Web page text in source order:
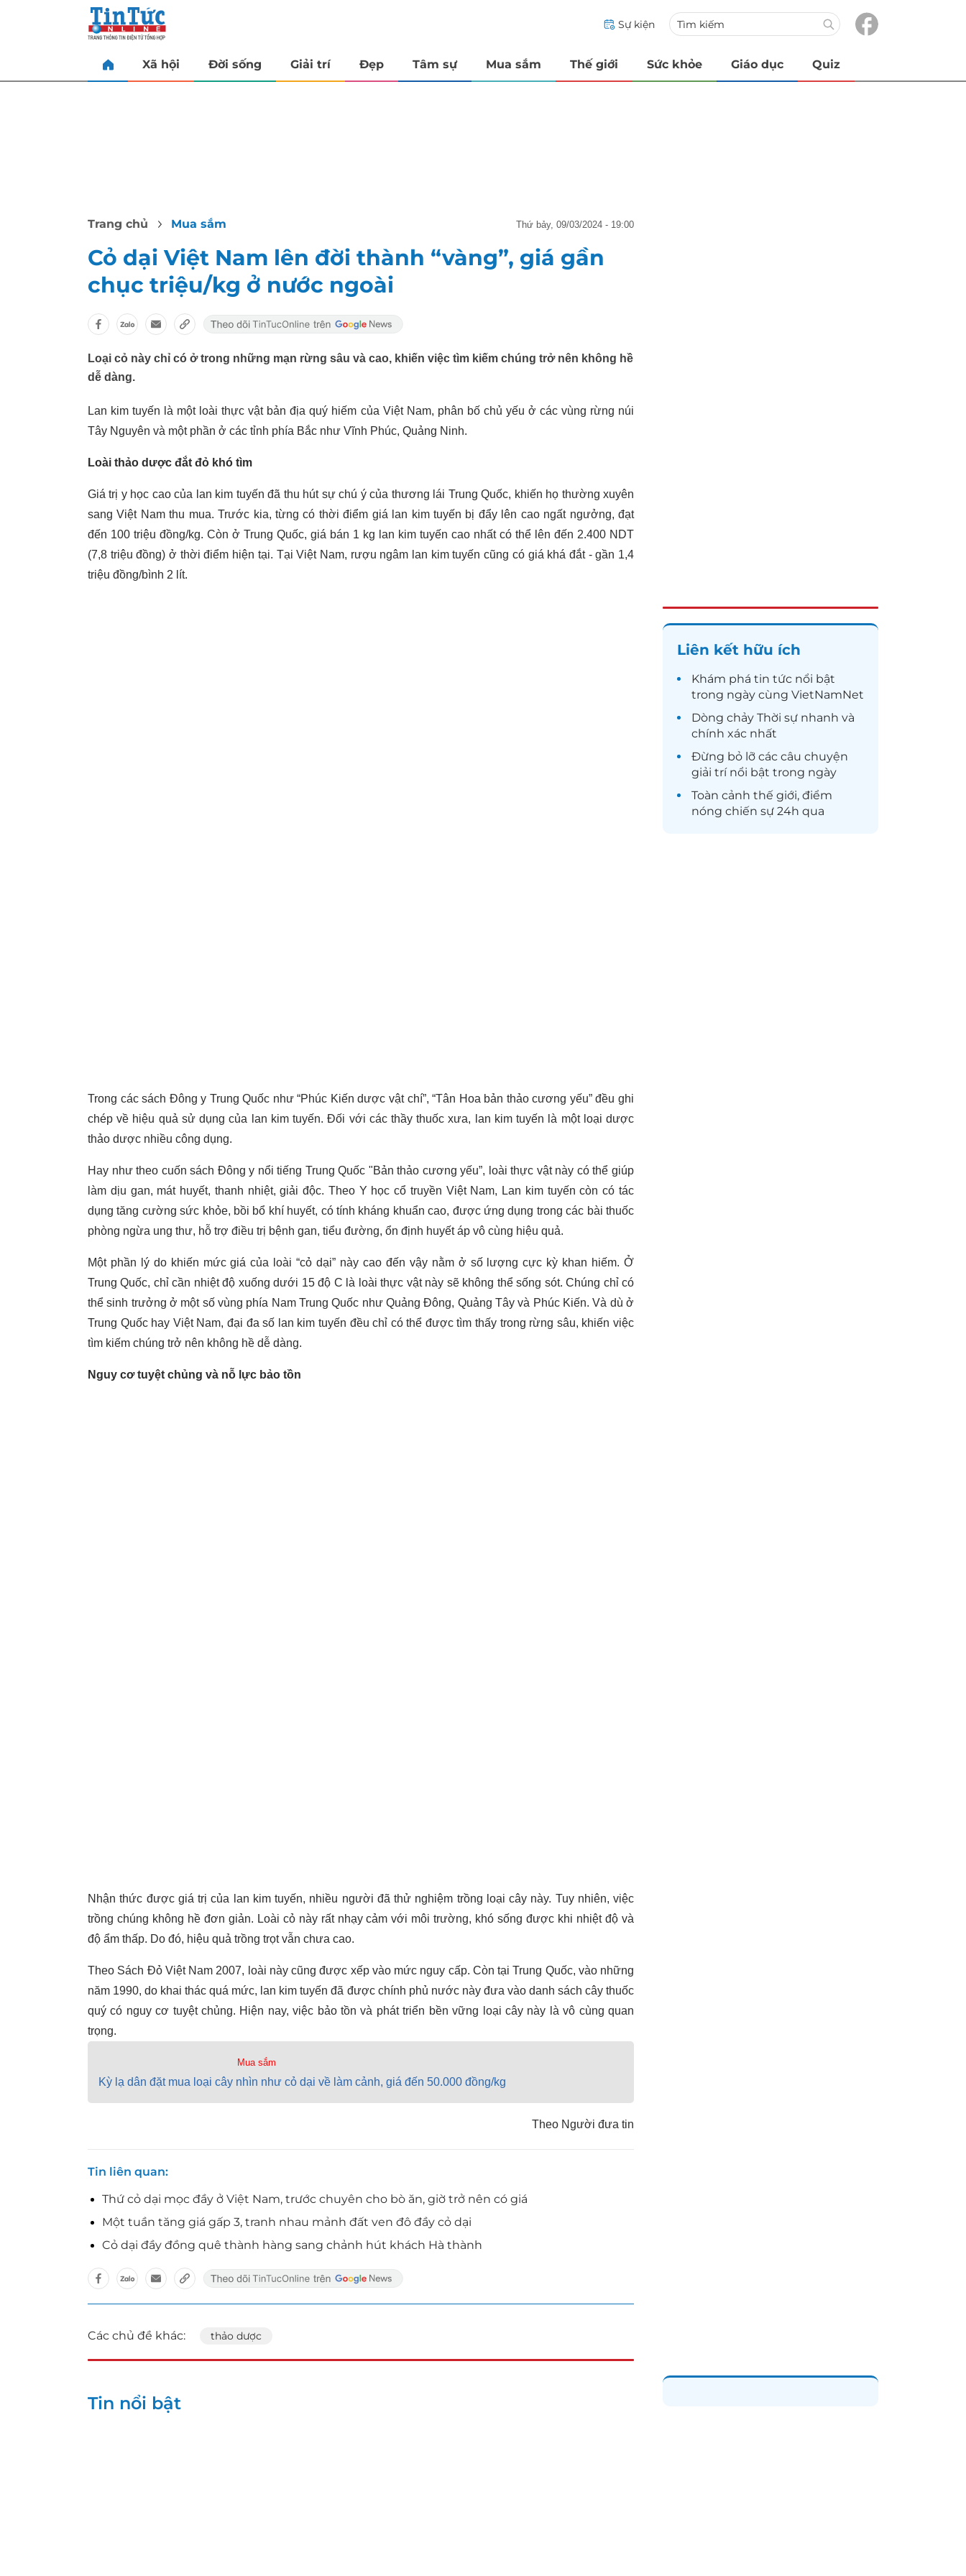
Sự kiện
Xã hội Đời sống Giải trí Đẹp Tâm sự Mua sắm Thế giới Sức khỏe Giáo dục Quiz
Trang chủ Mua sắm thứ bảy, 09/03/2024 - 19:00
Cỏ dại Việt Nam lên đời thành “vàng”, giá gần
chục triệu/kg ở nước ngoài
Loại cỏ này chỉ có ở trong những mạn rừng sâu và cao, khiến việc tìm kiếm chúng trở nên không hề
dễ dàng.
Lan kim tuyến là một loài thực vật bản địa quý hiếm của Việt Nam, phân bố chủ yếu ở các vùng rừng núi
Tây Nguyên và một phần ở các tỉnh phía Bắc như Vĩnh Phúc, Quảng Ninh.
Loài thảo dược đắt đỏ khó tìm
Giá trị y học cao của lan kim tuyến đã thu hút sự chú ý của thương lái Trung Quốc, khiến họ thường xuyên
sang Việt Nam thu mua. Trước kia, từng có thời điểm giá lan kim tuyến bị đẩy lên cao ngất ngưởng, đạt
đến 100 triệu đồng/kg. Còn ở Trung Quốc, giá bán 1 kg lan kim tuyến cao nhất có thể lên đến 2.400 NDT
(7,8 triệu đồng) ở thời điểm hiện tại. Tại Việt Nam, rượu ngâm lan kim tuyến cũng có giá khá đắt - gần 1,4
triệu đồng/bình 2 lít.
Trong các sách Đông y Trung Quốc như “Phúc Kiến dược vật chí”, “Tân Hoa bản thảo cương yếu” đều ghi
chép về hiệu quả sử dụng của lan kim tuyến. Đối với các thầy thuốc xưa, lan kim tuyến là một loại dược
thảo dược nhiều công dụng.
Hay như theo cuốn sách Đông y nổi tiếng Trung Quốc "Bản thảo cương yếu”, loài thực vật này có thể giúp
làm dịu gan, mát huyết, thanh nhiệt, giải độc. Theo Y học cổ truyền Việt Nam, Lan kim tuyến còn có tác
dụng tăng cường sức khỏe, bồi bổ khí huyết, có tính kháng khuẩn cao, được ứng dụng trong các bài thuốc
phòng ngừa ung thư, hỗ trợ điều trị bệnh gan, tiểu đường, ổn định huyết áp vô cùng hiệu quả.
Một phần lý do khiến mức giá của loài “cỏ dại” này cao đến vậy nằm ở số lượng cực kỳ khan hiếm. Ở
Trung Quốc, chỉ cần nhiệt độ xuống dưới 15 độ C là loài thực vật này sẽ không thể sống sót. Chúng chỉ có
thể sinh trưởng ở một số vùng phía Nam Trung Quốc như Quảng Đông, Quảng Tây và Phúc Kiến. Và dù ở
Trung Quốc hay Việt Nam, đại đa số lan kim tuyến đều chỉ có thể được tìm thấy trong rừng sâu, khiến việc
tìm kiếm chúng trở nên không hề dễ dàng.
Nguy cơ tuyệt chủng và nỗ lực bảo tồn
Nhận thức được giá trị của lan kim tuyến, nhiều người đã thử nghiệm trồng loại cây này. Tuy nhiên, việc
trồng chúng không hề đơn giản. Loài cỏ này rất nhạy cảm với môi trường, khó sống được khi nhiệt độ và
độ ẩm thấp. Do đó, hiệu quả trồng trọt vẫn chưa cao.
Theo Sách Đỏ Việt Nam 2007, loài này cũng được xếp vào mức nguy cấp. Còn tại Trung Quốc, vào những
năm 1990, do khai thác quá mức, lan kim tuyến đã được chính phủ nước này đưa vào danh sách cây thuốc
quý có nguy cơ tuyệt chủng. Hiện nay, việc bảo tồn và phát triển bền vững loại cây này là vô cùng quan
trọng.
Mua sắm
Kỳ lạ dân đặt mua loại cây nhìn như cỏ dại về làm cảnh, giá đến 50.000 đồng/kg
Theo Người đưa tin
Tin liên quan
Thứ cỏ dại mọc đầy ở Việt Nam, trước chuyên cho bò ăn, giờ trở nên có giá
Một tuần tăng giá gấp 3, tranh nhau mảnh đất ven đô đầy cỏ dại
Cỏ dại đầy đồng quê thành hàng sang chảnh hút khách Hà thành
Các chủ đề khác: thảo dược
Liên kết hữu ích
Khám phá tin tức nổi bật
trong ngày cùng VietNamNet
Dòng chảy Thời sự nhanh và
chính xác nhất
Đừng bỏ lỡ các câu chuyện
giải trínổi bật trong ngày
Toàn cảnh thế giới, điểm
nóng chiến sự 24h qua
Tin nổi bật